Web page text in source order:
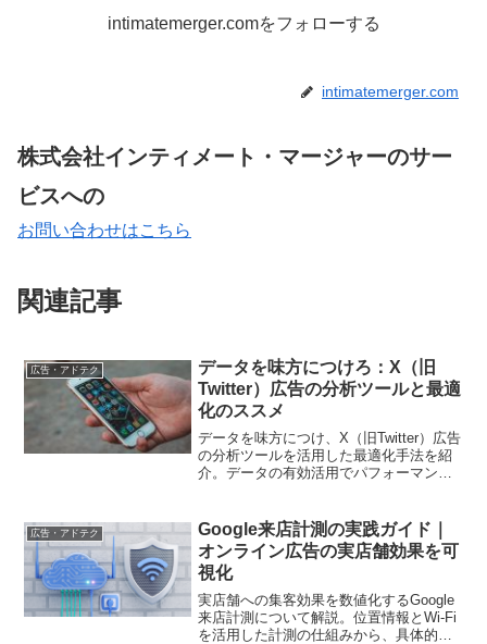
intimatemerger.comをフォローする
intimatemerger.com
株式会社インティメート・マージャーのサー
ビスへの
お問い合わせはこちら
関連記事
広告・アドテク
データを味方につけろ：X（旧
Twitter）広告の分析ツールと最適
化のススメ
データを味方につけ、X（旧Twitter）広告
の分析ツールを活用した最適化手法を紹
介。データの有効活用でパフォーマンス
広告・アドテク
Google来店計測の実践ガイド｜
オンライン広告の実店舗効果を可
視化
実店舗への集客効果を数値化するGoogle
来店計測について解説。位置情報とWi-Fi
を活用した計測の仕組みから、具体的な